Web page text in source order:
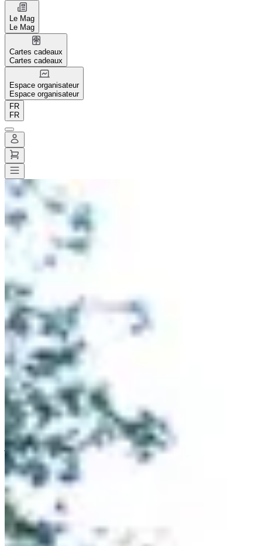
Le Mag
Le Mag
Cartes cadeaux
Cartes cadeaux
Espace organisateur
Espace organisateur
FR
FR
Toutes les courses
Marathon du Lac du Der
Date à confirmer
Enregistrer
Partager
Partager
Proposer une modification
Proposer une modification
Voir toutes les photos
Voir toutes les photos
1 / 9
À propos Courses Localisation
Organisateur
juin
Date
Juin 2027
Date à confirmer
Lieu
Saint-Dizier
51 - Marne